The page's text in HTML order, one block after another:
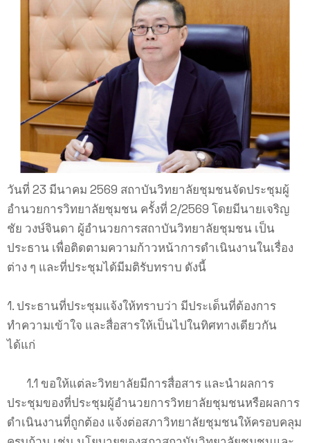
วันที่ 23 มีนาคม 2569 สถาบันวิทยาลัยชุมชนจัดประชุมผู้
อำนวยการวิทยาลัยชุมชน ครั้งที่ 2/2569 โดยมีนายเจริญ
ชัย วงษ์จินดา ผู้อำนวยการสถาบันวิทยาลัยชุมชน เป็น
ประธาน เพื่อติดตามความก้าวหน้าการดำเนินงานในเรื่อง
ต่าง ๆ และที่ประชุมได้มีมติรับทราบ ดังนี้
1. ประธานที่ประชุมแจ้งให้ทราบว่า มีประเด็นที่ต้องการ
ทำความเข้าใจ และสื่อสารให้เป็นไปในทิศทางเดียวกัน
ได้แก่
1.1 ขอให้แต่ละวิทยาลัยมีการสื่อสาร และนำผลการ
ประชุมของที่ประชุมผู้อำนวยการวิทยาลัยชุมชนหรือผลการ
ดำเนินงานที่ถูกต้อง แจ้งต่อสภาวิทยาลัยชุมชนให้ครอบคลุม